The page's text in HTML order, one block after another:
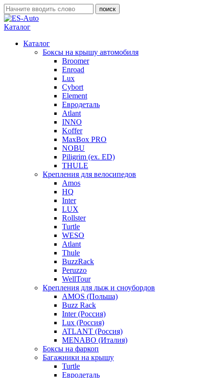
Каталог
Каталог
Боксы на крышу автомобиля
Broomer
Enroad
Lux
Cybort
Element
Евродеталь
Atlant
INNO
Koffer
MaxBox PRO
NOBU
Piligrim (ex. ED)
THULE
Крепления для велосипедов
Amos
HQ
Inter
LUX
Rollster
Turtle
WESO
Atlant
Thule
BuzzRack
Peruzzo
WellTour
Крепления для лыж и сноубордов
AMOS (Польша)
Buzz Rack
Inter (Россия)
Lux (Россия)
ATLANT (Россия)
MENABO (Италия)
Боксы на фаркоп
Багажники на крышу
Turtle
Евродеталь